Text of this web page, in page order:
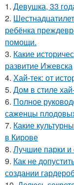
1. Девушка, 33
2.
ребёнка
помощи.
3. Какие
развитие Ижевска
4. Хай-тек: от
5. Дом в стиле
6. Полное
саженцы
7. Какие
в Кирове
8. Лучшие парки
9. Как не
создании